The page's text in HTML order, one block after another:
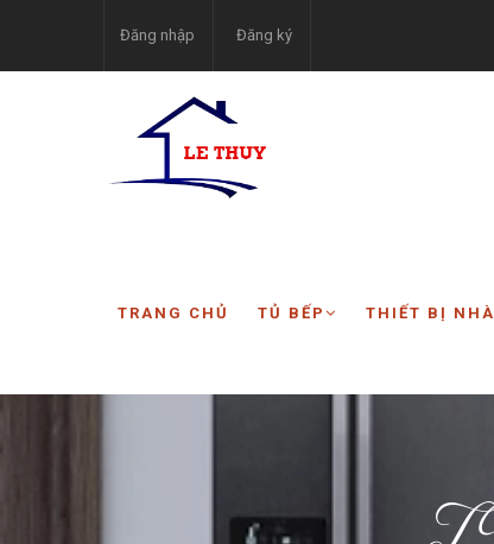
Đăng nhập Đăng ký
TRANG CHỦ TỦ BẾP THIẾT BỊ